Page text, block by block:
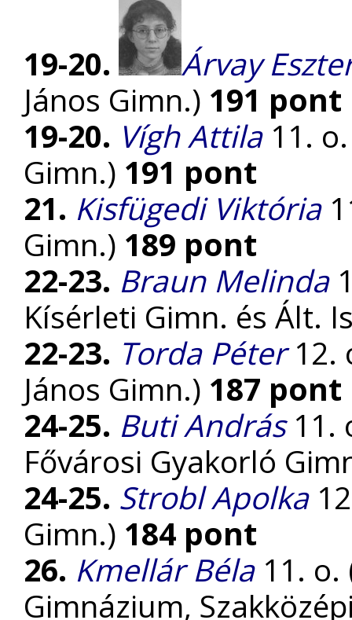
19-20.
Árvay
János Gimn.) 191 pont
19-20. Vígh Attila11. o.
Gimn.) 191 pont
21. Kisfügedi Viktória
Gimn.) 189 pont
22-23. Braun Melinda
Kísérleti Gimn. és Ált.
22-23. Torda Péter12.
János Gimn.) 187 pont
24-25. Buti András11.
Fővárosi Gyakorló
24-25. Strobl Apolka
Gimn.) 184 pont
26. Kmellár Béla11. o.
Gimnázium,